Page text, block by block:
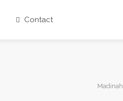
Contact
Madinah